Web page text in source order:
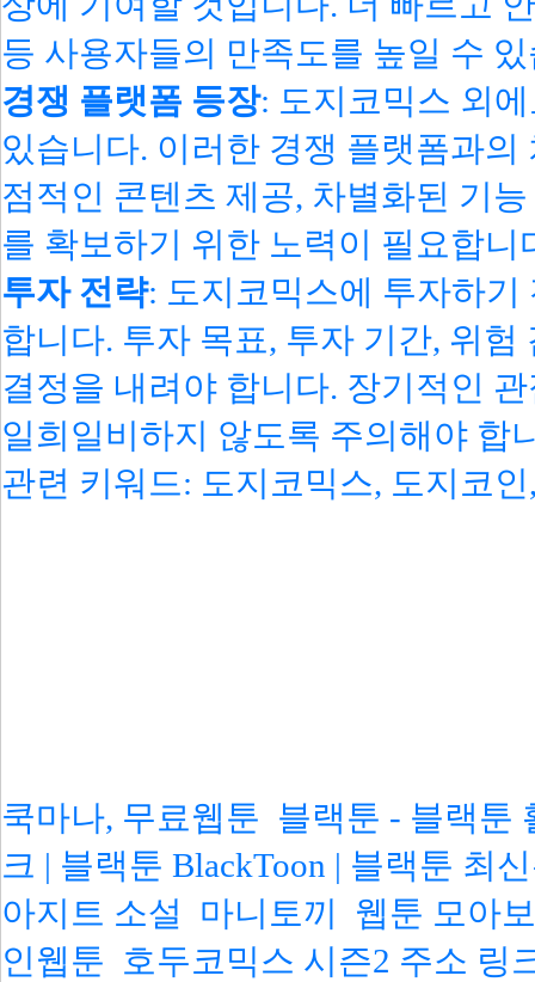
등 사용자들의 만족도를 높일 수
경쟁 플랫폼 등장: 도지코믹스 외
있습니다. 이러한 경쟁 플랫폼과
점적인 콘텐츠 제공, 차별화된 기
를 확보하기 위한 노력이 필요합니
투자 전략: 도지코믹스에 투자하
합니다. 투자 목표, 투자 기간, 위
결정을 내려야 합니다. 장기적인
일희일비하지 않도록 주의해야 합
관련 키워드: 도지코믹스, 도지코
쿡마나, 무료웹툰 블랙툰 - 블랙툰
크 | 블랙툰 BlackToon | 블랙툰 최
아지트 소설
마니토끼
웹툰 모아
인웹툰 호두코믹스 시즌2 주소 링